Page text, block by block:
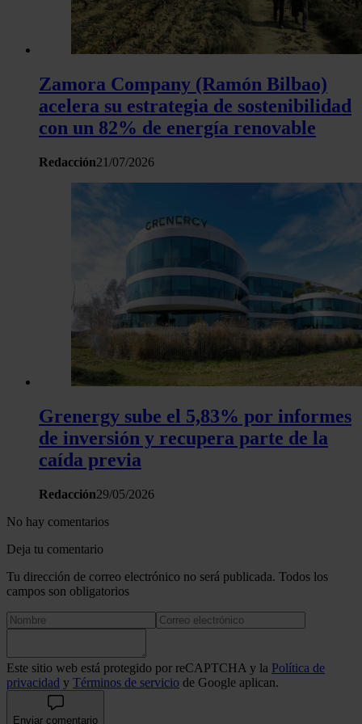
Zamora Company (Ramón Bilbao)
acelera su estrategia de sostenibilidad
con un 82% de energía renovable
Redacción21/07/2026
Grenergy sube el 5,83% por informes
de inversión y recupera parte de la
caída previa
Redacción29/05/2026
No hay comentarios
Deja tu comentario
Tu dirección de correo electrónico no será publicada. Todos los
campos son obligatorios
Este sitio web está protegido por reCAPTCHA y la Política de
privacidad y Términos de servicio de Google aplican.
Enviar comentario